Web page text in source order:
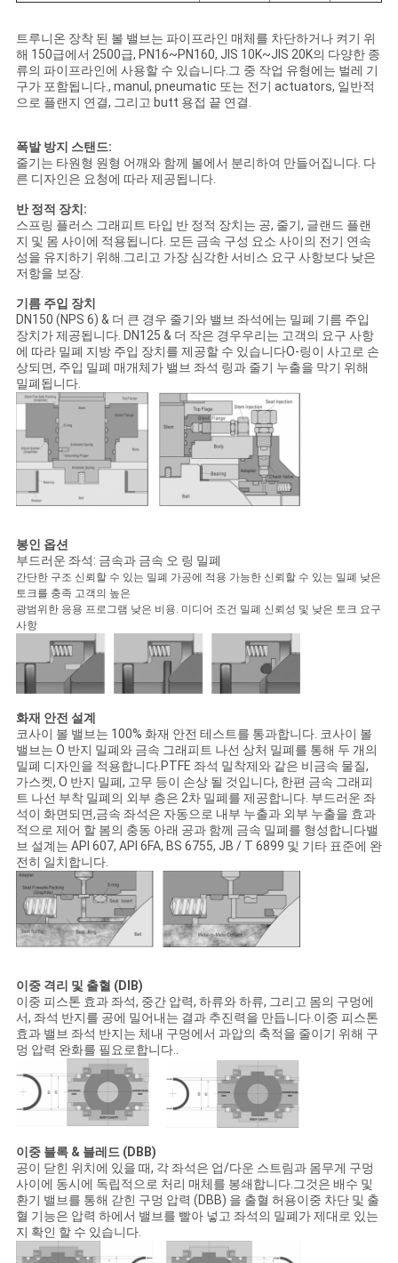
트
맵
POLICY
트루니온 장착 된 볼 밸브는 파이프라인 매체를 차단하거나 켜기 위
해 150급에서 2500급, PN16~PN160, JIS 10K~JIS 20K의 다양한 종
류의 파이프라인에 사용할 수 있습니다.그 중 작업 유형에는 벌레 기
구가 포함됩니다., manul, pneumatic 또는 전기 actuators, 일반적
으로 플랜지 연결, 그리고 butt 용접 끝 연결.
폭발 방지 스탠드:
줄기는 타원형 원형 어깨와 함께 볼에서 분리하여 만들어집니다. 다
른 디자인은 요청에 따라 제공됩니다.
반 정적 장치:
스프링 플러스 그래피트 타입 반 정적 장치는 공, 줄기, 글랜드 플랜
지 및 몸 사이에 적용됩니다. 모든 금속 구성 요소 사이의 전기 연속
성을 유지하기 위해.그리고 가장 심각한 서비스 요구 사항보다 낮은
저항을 보장.
기름 주입 장치
DN150 (NPS 6) & 더 큰 경우 줄기와 밸브 좌석에는 밀폐 기름 주입
장치가 제공됩니다. DN125 & 더 작은 경우우리는 고객의 요구 사항
에 따라 밀폐 지방 주입 장치를 제공할 수 있습니다O-링이 사고로 손
상되면, 주입 밀폐 매개체가 밸브 좌석 링과 줄기 누출을 막기 위해
밀폐됩니다.
봉인 옵션
부드러운 좌석: 금속과 금속 오 링 밀폐
간단한 구조 신뢰할 수 있는 밀폐 가공에 적용 가능한 신뢰할 수 있는 밀폐 낮은
토크를 충족 고객의 높은
광범위한 응용 프로그램 낮은 비용. 미디어 조건 밀폐 신뢰성 및 낮은 토크 요구
사항
화재 안전 설계
코사이 볼 밸브는 100% 화재 안전 테스트를 통과합니다. 코사이 볼
밸브는 O 반지 밀폐와 금속 그래피트 나선 상처 밀폐를 통해 두 개의
밀폐 디자인을 적용합니다.PTFE 좌석 밀착제와 같은 비금속 물질,
가스켓, O 반지 밀폐, 고무 등이 손상 될 것입니다, 한편 금속 그래피
트 나선 부착 밀폐의 외부 층은 2차 밀폐를 제공합니다. 부드러운 좌
석이 화면되면,금속 좌석은 자동으로 내부 누출과 외부 누출을 효과
적으로 제어 할 봄의 충동 아래 공과 함께 금속 밀폐를 형성합니다밸
브 설계는 API 607, API 6FA, BS 6755, JB / T 6899 및 기타 표준에 완
전히 일치합니다.
이중 격리 및 출혈 (DIB)
이중 피스톤 효과 좌석, 중간 압력, 하류와 하류, 그리고 몸의 구멍에
서, 좌석 반지를 공에 밀어내는 결과 추진력을 만듭니다.이중 피스톤
효과 밸브 좌석 반지는 체내 구멍에서 과압의 축적을 줄이기 위해 구
멍 압력 완화를 필요로합니다..
이중 블록 & 블레드 (DBB)
공이 닫힌 위치에 있을 때, 각 좌석은 업/다운 스트림과 몸무게 구멍
사이에 동시에 독립적으로 처리 매체를 봉쇄합니다.그것은 배수 및
환기 밸브를 통해 갇힌 구멍 압력 (DBB) 을 출혈 허용이중 차단 및 출
혈 기능은 압력 하에서 밸브를 빨아 넣고 좌석의 밀폐가 제대로 있는
지 확인 할 수 있습니다.